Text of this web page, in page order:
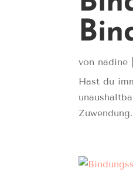
von nadine
Hast du